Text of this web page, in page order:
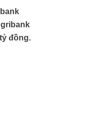
đồng.